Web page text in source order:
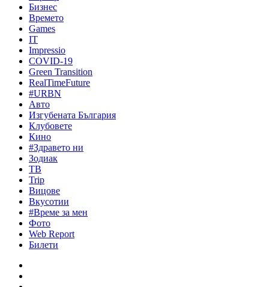
Бизнес
Времето
Games
IT
Impressio
COVID-19
Green Transition
RealTimeFuture
#URBN
Авто
Изгубената България
Клубовете
Кино
#Здравето ни
Зодиак
ТВ
Trip
Вицове
Вкусотии
#Време за мен
Фото
Web Report
Билети